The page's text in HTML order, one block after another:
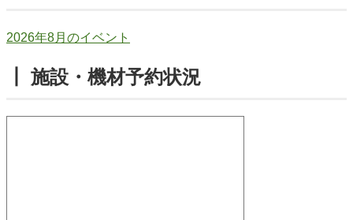
2026年8月のイベント
┃ 施設・機材予約状況